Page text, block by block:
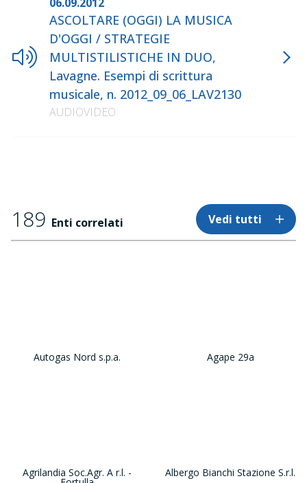
ASCOLTARE (OGGI) LA MUSICA
D'OGGI / STRATEGIE
MULTISTILISTICHE IN DUO,
Lavagne. Esempi di scrittura
musicale, n. 2012_09_06_LAV2130
AUDIOVIDEO
189 Enti correlati Vedi tutti
Autogas Nord s.p.a. Agape 29a
Agrilandia Soc.Agr. A r.l. - Albergo Bianchi Stazione S.r.l.